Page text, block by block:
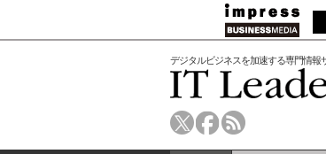
デジタルビジネスを加速する専門情報